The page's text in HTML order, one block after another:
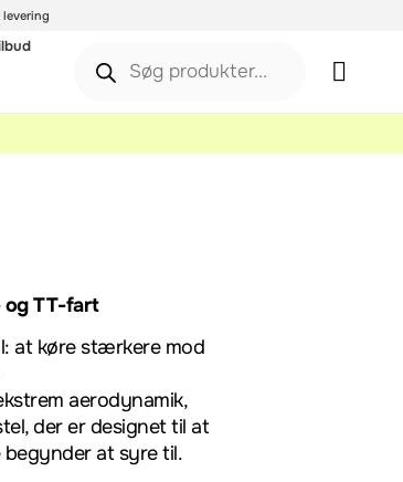
levering
og TT-fart
at køre stærkere mod
aerodynamik,
der er designet til at
at syre til.